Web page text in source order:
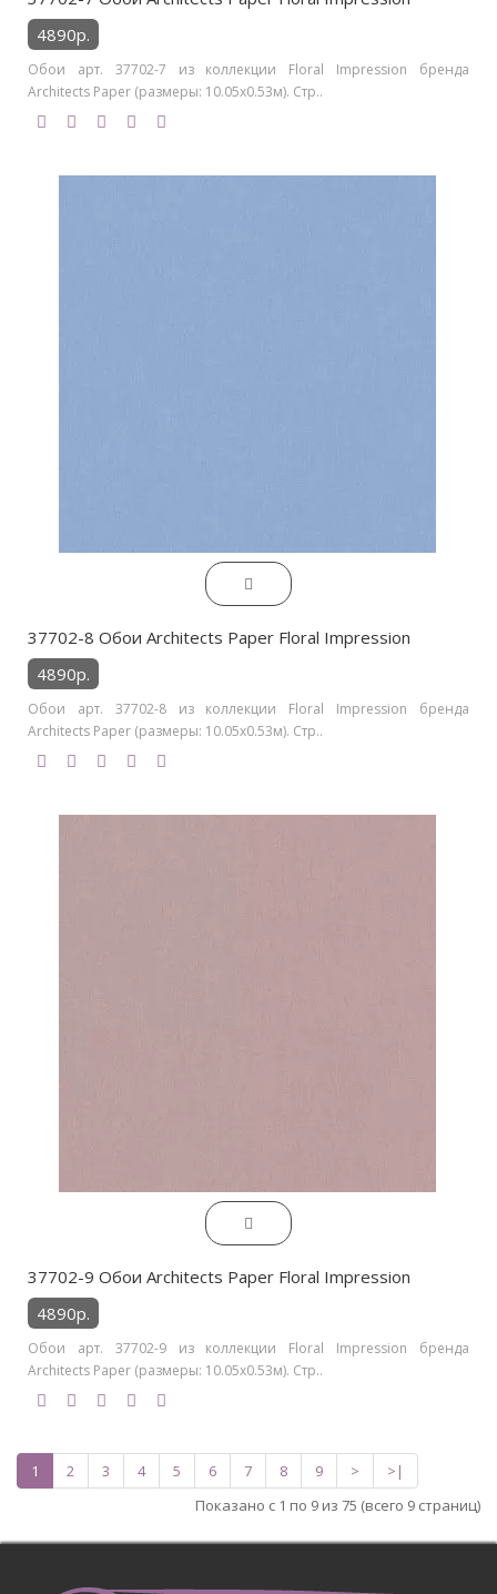
4890р.
Обои арт. 37702-7 из коллекции Floral Impression бренда
Architects Paper (размеры: 10.05х0.53м). Стр..
37702-8 Обои Architects Paper Floral Impression
4890р.
Обои арт. 37702-8 из коллекции Floral Impression бренда
Architects Paper (размеры: 10.05х0.53м). Стр..
37702-9 Обои Architects Paper Floral Impression
4890р.
Обои арт. 37702-9 из коллекции Floral Impression бренда
Architects Paper (размеры: 10.05х0.53м). Стр..
1 2 3 4 5 6 7 8 9 >
>|
Показано с 1 по 9 из 75 (всего 9 страниц)